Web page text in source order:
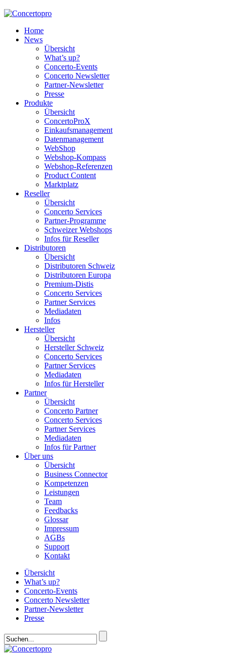
Home
News
Übersicht
What’s up?
Concerto-Events
Concerto Newsletter
Partner-Newsletter
Presse
Produkte
Übersicht
ConcertoProX
Einkaufsmanagement
Datenmanagement
WebShop
Webshop-Kompass
Webshop-Referenzen
Product Content
Marktplatz
Reseller
Übersicht
Concerto Services
Partner-Programme
Schweizer Webshops
Infos für Reseller
Distributoren
Übersicht
Distributoren Schweiz
Distributoren Europa
Premium-Distis
Concerto Services
Partner Services
Mediadaten
Infos
Hersteller
Übersicht
Hersteller Schweiz
Concerto Services
Partner Services
Mediadaten
Infos für Hersteller
Partner
Übersicht
Concerto Partner
Concerto Services
Partner Services
Mediadaten
Infos für Partner
Über uns
Übersicht
Business Connector
Kompetenzen
Leistungen
Team
Feedbacks
Glossar
Impressum
AGBs
Support
Kontakt
Übersicht
What’s up?
Concerto-Events
Concerto Newsletter
Partner-Newsletter
Presse